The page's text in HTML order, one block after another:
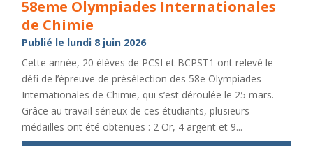
58eme Olympiades Internationales
de Chimie
Publié le lundi 8 juin 2026
Cette année, 20 élèves de PCSI et BCPST1 ont relevé le
défi de l’épreuve de présélection des 58e Olympiades
Internationales de Chimie, qui s’est déroulée le 25 mars.
Grâce au travail sérieux de ces étudiants, plusieurs
médailles ont été obtenues : 2 Or, 4 argent et 9...